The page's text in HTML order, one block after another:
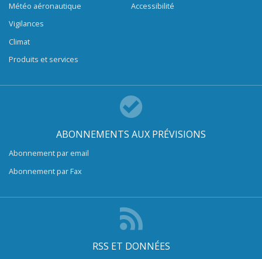
Météo aéronautique
Vigilances
Climat
Produits et services
Accessibilité
ABONNEMENTS AUX PRÉVISIONS
Abonnement par email
Abonnement par Fax
RSS ET DONNÉES